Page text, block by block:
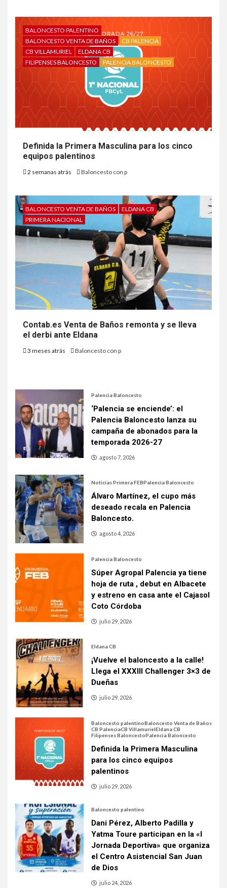
BALONCESTO PALENTINO
BALONCESTO VENTA DE BAÑOS
CB PALENCIA
CB VILLAMURIEL
ELDANA CB
FILIPENSES BALONCESTO
PALENCIA BALONCESTO
Definida la Primera Masculina para los cinco
equipos palentinos
2 semanas atrás Baloncesto con p
BALONCESTO VENTA DE BAÑOS
ELDANA CB
PRIMERA NACIONAL
Contab.es Venta de Baños remonta y se lleva
el derbi ante Eldana
3 meses atrás Baloncesto con p
Palencia Baloncesto
‘Palencia se enciende’: el
Palencia Baloncesto lanza su
campaña de abonados para la
temporada 2026-27
agosto 7, 2026
Noticias Primera FEBPalencia Baloncesto
Álvaro Martínez, el cupo más
deseado recala en Palencia
Baloncesto.
agosto 4, 2026
Palencia Baloncesto
Súper Agropal Palencia ya tiene
hoja de ruta , debut en Albacete
y estreno en casa ante el Cajasol
Coto Córdoba
julio 29, 2026
Eldana CB
¡Vuelve el baloncesto a la calle!
Llega el XXXIII Challenger 3×3 de
Dueñas
julio 29, 2026
Baloncesto palentinoBaloncesto Venta de Baños
CB PalenciaCB VillamurielEldana CB
Filipenses BaloncestoPalencia Baloncesto
Definida la Primera Masculina
para los cinco equipos
palentinos
julio 29, 2026
Baloncesto palentino
Dani Pérez, Alberto Padilla y
Yatma Toure participan en la «I
Jornada Deportiva» que organiza
el Centro Asistencial San Juan
de Dios
julio 24, 2026